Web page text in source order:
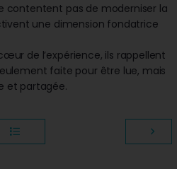
contentent pas de moderniser la
une dimension fondatrice
de l’expérience, ils rappellent
faite pour être lue, mais
et partagée.